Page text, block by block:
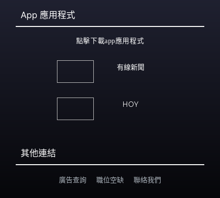
App 應用程式
點擊下載app應用程式
有線新聞
HOY
其他連結
廣告查詢 職位空缺 聯絡我們